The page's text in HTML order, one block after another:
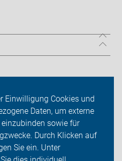
Einwilligung Cookies und
Daten, um externe
einzubinden sowie für
Durch Klicken auf
Sie ein. Unter